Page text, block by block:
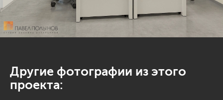
Другие фотографии из этого
проекта: